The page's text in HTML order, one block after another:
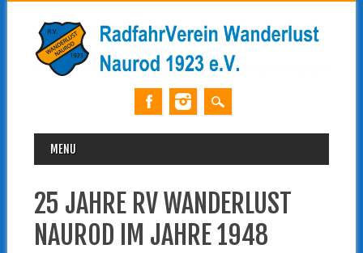
MAIN MENU
MENU
25 JAHRE RV WANDERLUST
NAUROD IM JAHRE 1948